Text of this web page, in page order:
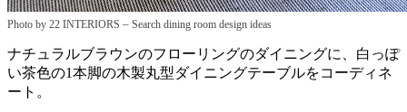
Photo by 22 INTERIORS – Search dining room design ideas
ナチュラルブラウンのフローリングのダイニングに、白っぽ
い茶色の1本脚の木製丸型ダイニングテーブルをコーディネ
ート。